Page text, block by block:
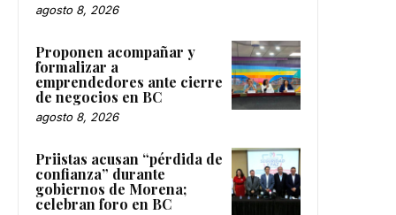
agosto 8, 2026
Proponen acompañar y
formalizar a
emprendedores ante cierre
de negocios en BC
agosto 8, 2026
Priistas acusan “pérdida de
confianza” durante
gobiernos de Morena;
celebran foro en BC